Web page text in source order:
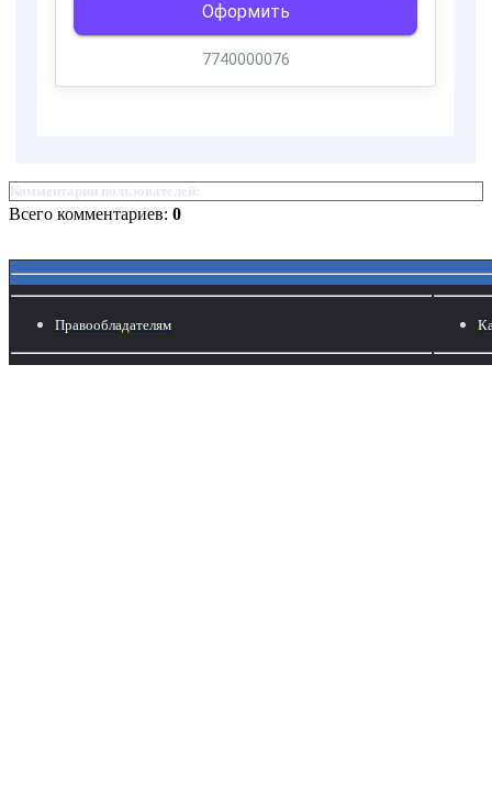
Комментарии пользователей:
Всего комментариев: 0
Правообладателям